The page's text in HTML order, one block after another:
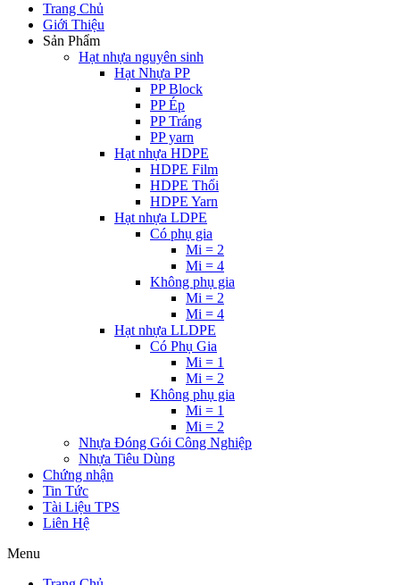
Trang Chủ
Giới Thiệu
Sản Phẩm
Hạt nhựa nguyên sinh
Hạt Nhựa PP
PP Block
PP Ép
PP Tráng
PP yarn
Hạt nhựa HDPE
HDPE Film
HDPE Thổi
HDPE Yarn
Hạt nhựa LDPE
Có phụ gia
Mi = 2
Mi = 4
Không phụ gia
Mi = 2
Mi = 4
Hạt nhựa LLDPE
Có Phụ Gia
Mi = 1
Mi = 2
Không phụ gia
Mi = 1
Mi = 2
Nhựa Đóng Gói Công Nghiệp
Nhựa Tiêu Dùng
Chứng nhận
Tin Tức
Tài Liệu TPS
Liên Hệ
Menu